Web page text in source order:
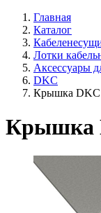
Главная
Каталог
Лотки
Аксессуары
DKC
Крышка DKC
Крышка